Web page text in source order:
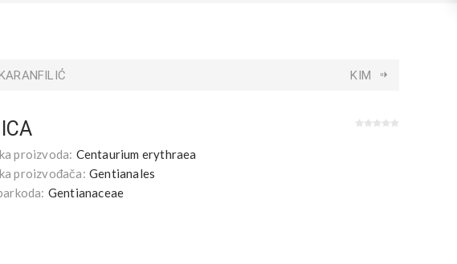
KIM
proizvoda: Centaurium erythraea
proizvođača: Gentianales
Gentianaceae